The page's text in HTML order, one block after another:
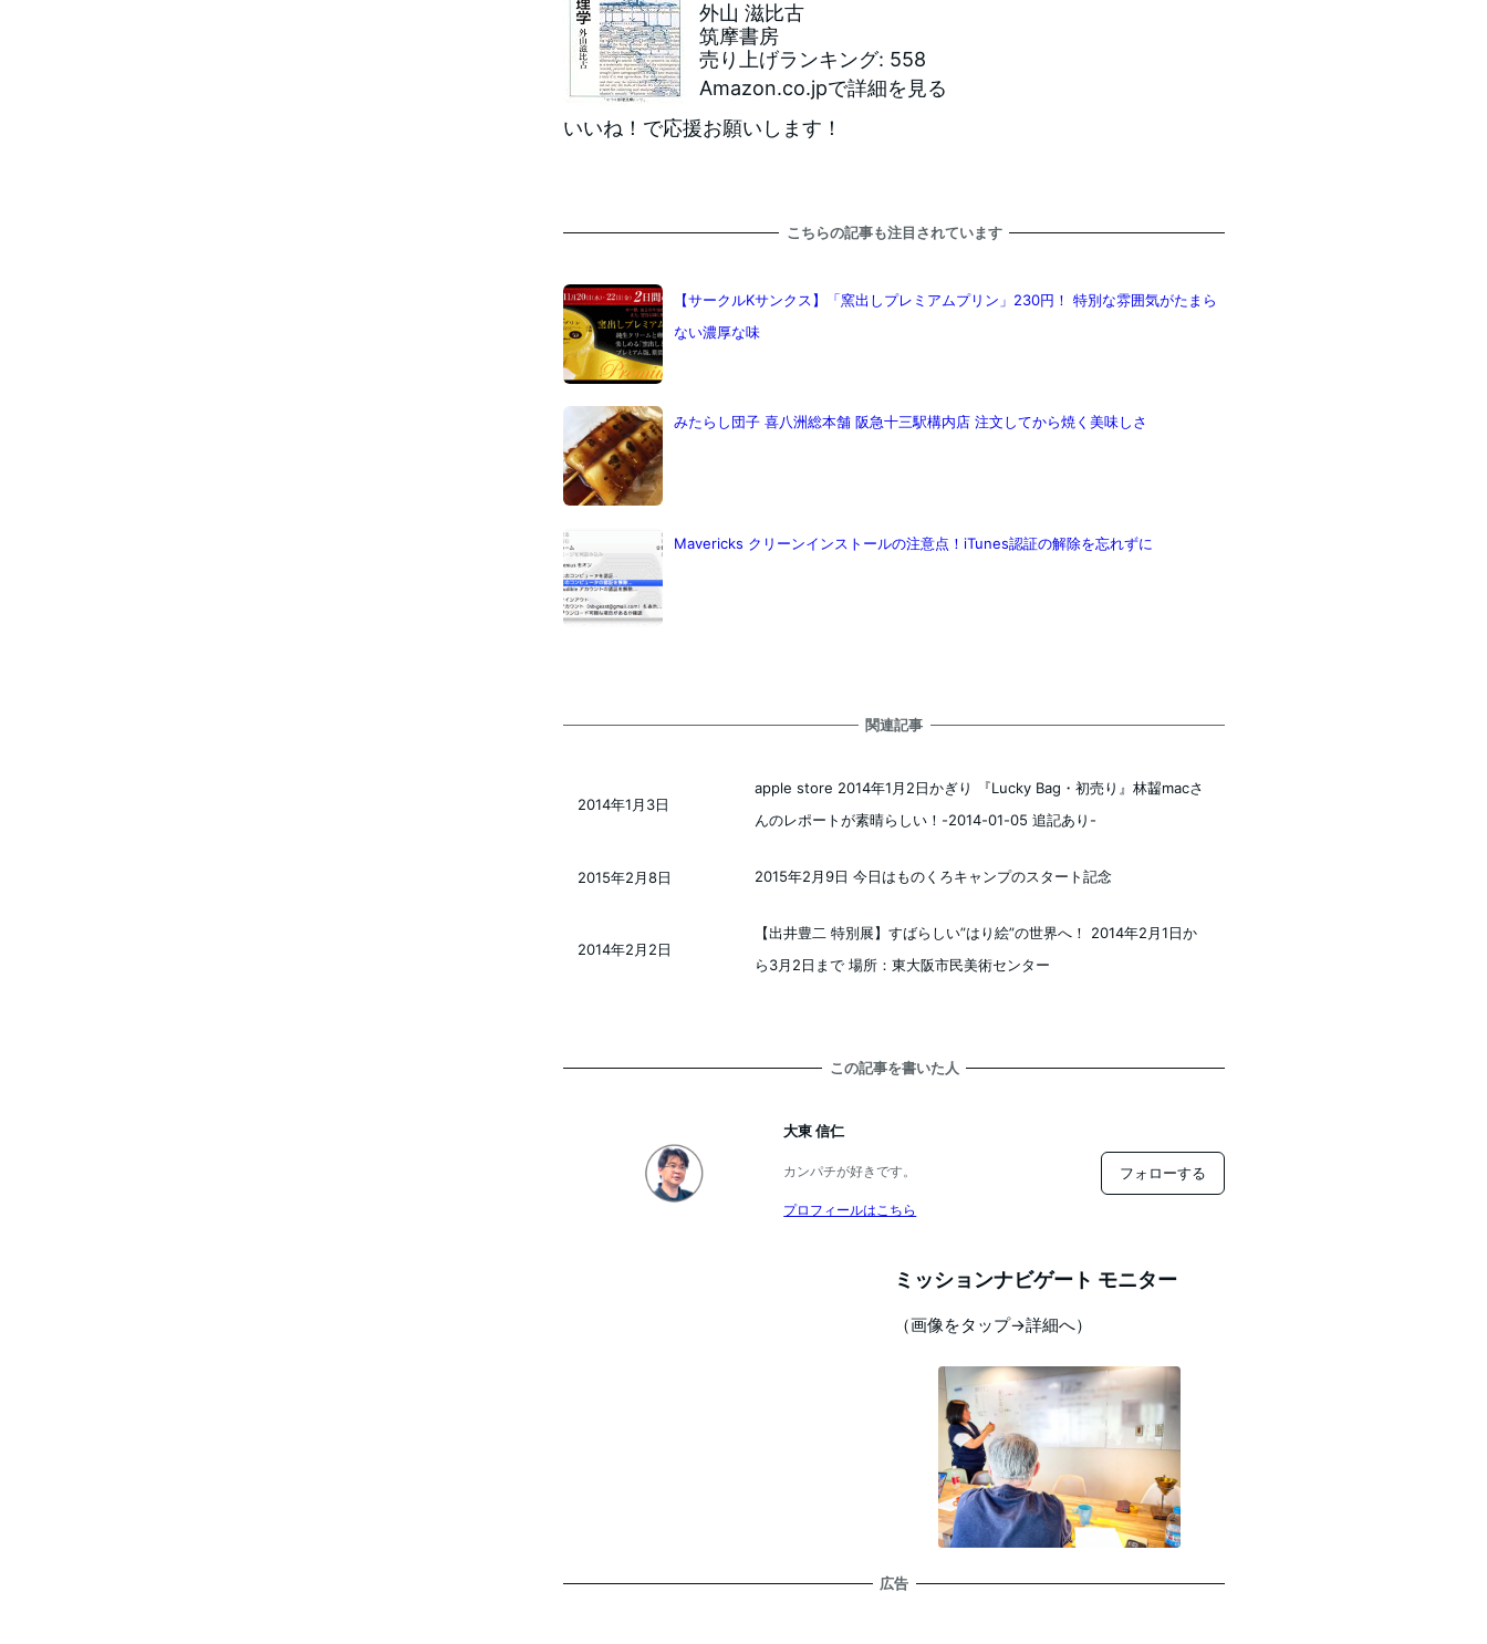
外山 滋比古
筑摩書房
売り上げランキング: 558
Amazon.co.jpで詳細を見る
いいね！ で応援お願いします！
こちらの記事も注目されています
【サークルKサンクス】「窯出しプレミアムプリン」230円！ 特別な雰囲気がたまら
ない濃厚な味
みたらし団子 喜八洲総本舗 阪急十三駅構内店 注文してから焼く美味しさ
Mavericks クリーンインストールの注意点！iTunes認証の解除を忘れずに
関連記事
apple store 2014年1月2日かぎり 『Lucky Bag・初売り』林齧macさ
んのレポートが素晴らしい！-2014-01-05 追記あり-
2014年1月3日
2015年2月9日 今日はものくろキャンプのスタート記念
2015年2月8日
【出井豊二 特別展】すばらしい”はり絵”の世界へ！ 2014年2月1日か
ら3月2日まで 場所：東大阪市民美術センター
2014年2月2日
この記事を書いた人
大東 信仁
カンパチが好きです。
プロフィールはこちら
フォローする
ミッションナビゲート モニター
（画像をタップ→詳細へ）
広告